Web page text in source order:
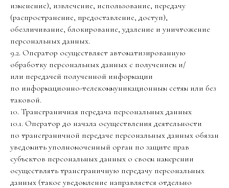
изменение), извлечение, использование, передачу
(распространение, предоставление, доступ),
обезличивание, блокирование, удаление и уничтожение
персональных данных.
9.2. Оператор осуществляет автоматизированную
обработку персональных данных с получением и/
или передачей полученной информации
по информационно-телекоммуникационным сетям или без
таковой.
10. Трансграничная передача персональных данных
10.1. Оператор до начала осуществления деятельности
по трансграничной передаче персональных данных обязан
уведомить уполномоченный орган по защите прав
субъектов персональных данных о своем намерении
осуществлять трансграничную передачу персональных
данных (такое уведомление направляется отдельно